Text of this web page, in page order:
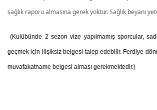
sağlık raporu almasına gerek yoktur. Sağlık beyanı
(Kulübünde 2 sezon vize yapılmamış sporcular,
geçmek için ilişiksiz belgesi talep edebilir. Ferdiye
muvafakatname belgesi alması gerekmektedir.)